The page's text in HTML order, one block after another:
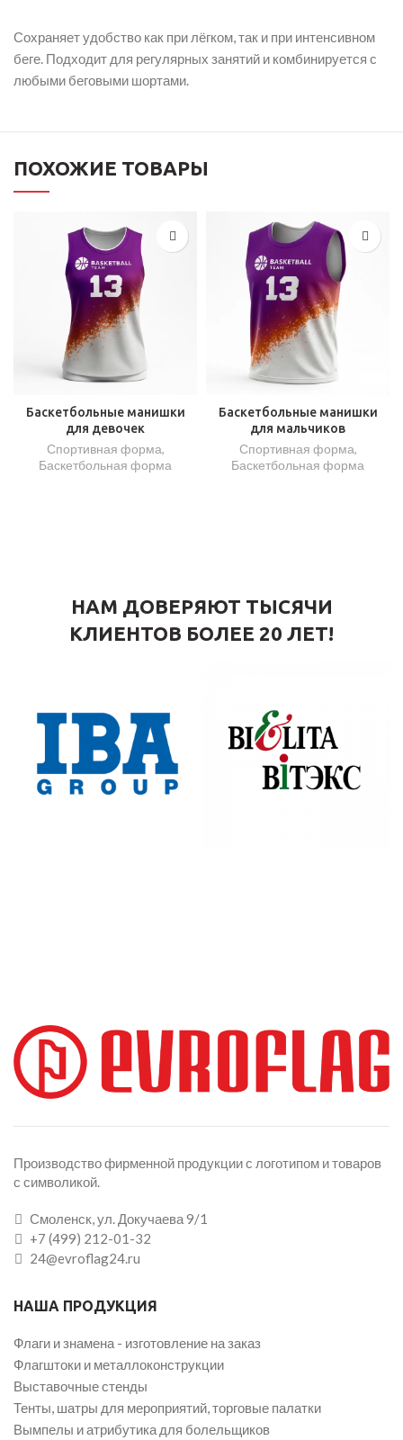
Сохраняет удобство как при лёгком, так и при интенсивном
беге. Подходит для регулярных занятий и комбинируется с
любыми беговыми шортами.
ПОХОЖИЕ ТОВАРЫ
Баскетбольные манишки
для девочек
Спортивная форма,
Баскетбольная форма
Баскетбольные манишки
для мальчиков
Спортивная форма,
Баскетбольная форма
НАМ ДОВЕРЯЮТ ТЫСЯЧИ
КЛИЕНТОВ БОЛЕЕ 20 ЛЕТ!
Производство фирменной продукции с логотипом и товаров
с символикой.
Смоленск, ул. Докучаева 9/1
+7 (499) 212-01-32
24@evroflag24.ru
НАША ПРОДУКЦИЯ
Флаги и знамена - изготовление на заказ
Флагштоки и металлоконструкции
Выставочные стенды
Тенты, шатры для мероприятий, торговые палатки
Вымпелы и атрибутика для болельщиков